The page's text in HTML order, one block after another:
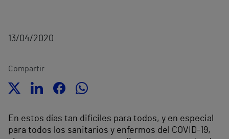
13/04/2020
Compartir
En estos días tan difíciles para todos, y en especial
para todos los sanitarios y enfermos del COVID-19,